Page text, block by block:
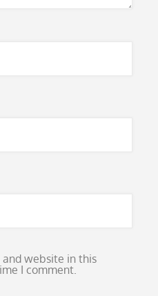
and website in this
I comment.